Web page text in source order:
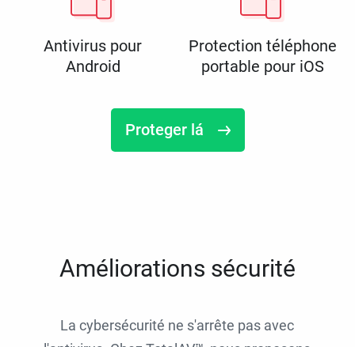
Antivirus pour
Android
Protection téléphone
portable pour iOS
Proteger lá
Améliorations sécurité
La cybersécurité ne s'arrête pas avec